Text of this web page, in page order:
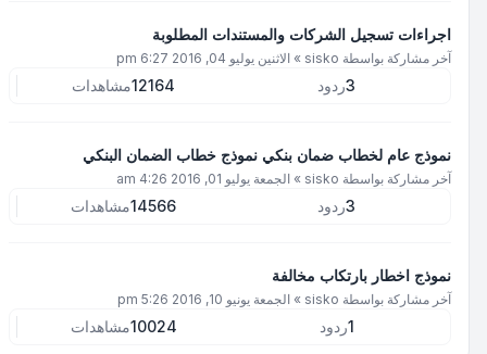
اجراءات تسجيل الشركات والمستندات المطلوبة
آخر مشاركة بواسطةsisko
»الاثنين يوليو 04, 2016 6:27 pm
ردود 12164مشاهدات
نموذج عام لخطاب ضمان بنكي نموذج خطاب الضمان البنكي
آخر مشاركة بواسطةsisko
»الجمعة يوليو 01, 2016 4:26 am
ردود 14566مشاهدات
نموذج اخطار بارتكاب مخالفة
آخر مشاركة بواسطةsisko
»الجمعة يونيو 10, 2016 5:26 pm
ردود 10024مشاهدات